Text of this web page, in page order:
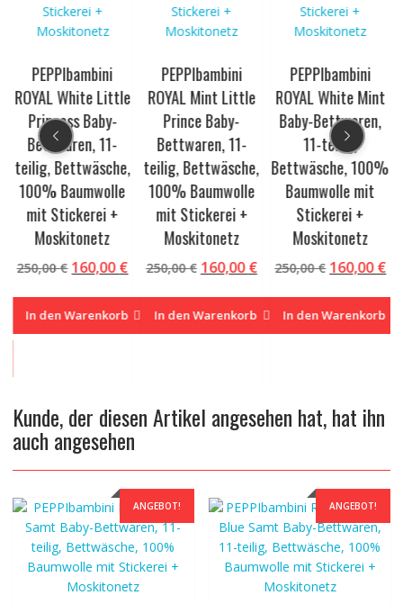
PEPPIbambini
ROYAL White Little
Princess Baby-
Bettwaren, 11-
teilig, Bettwäsche,
100% Baumwolle
mit Stickerei +
Moskitonetz
250,00€ Ursprünglicher
250,00 €
160,00€Aktueller
ist:
160,00 €.
In den Warenkorb
PEPPIbambini
ROYAL Mint Little
Prince Baby-
Bettwaren, 11-
teilig, Bettwäsche,
100% Baumwolle
mit Stickerei +
Moskitonetz
250,00€ Ursprünglicher
250,00 €
160,00€Aktueller
ist:
160,00 €.
In den Warenkorb
PEPPIbambini
ROYAL White Mint
Baby-Bettwaren,
11-teilig,
Bettwäsche, 100%
Baumwolle mit
Stickerei +
Moskitonetz
250,00€
250,00 €
160,00€
In den Warenkorb
Kunde, der diesen Artikel angesehen hat, hat ihn
auch angesehen
ANGEBOT! ANGEBOT!